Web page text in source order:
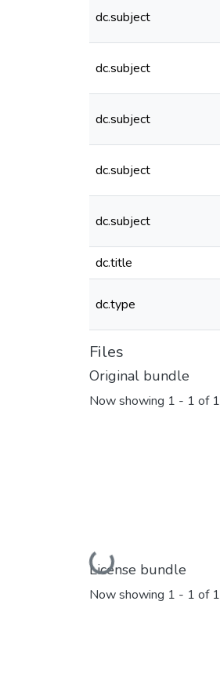
dc.subject
dc.subject
dc.subject
dc.subject
dc.subject
dc.title
dc.type
Files
Original bundle
Now showing 1 - 1 of 1
Loading...
License bundle
Now showing 1 - 1 of 1